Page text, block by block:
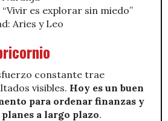
es explorar sin miedo”
Aries y Leo
constante trae
visibles. Hoy es un buen
para ordenar finanzas y
a largo plazo.